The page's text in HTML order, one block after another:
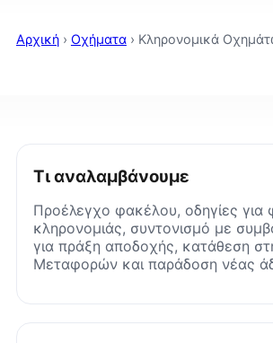
Αρχική› Οχήματα› Κληρονομικά
Τι αναλαμβάνουμε
Προέλεγχο φακέλου, οδηγίες για
κληρονομιάς, συντονισμό με
για πράξη αποδοχής, κατάθεση
Μεταφορών και παράδοση νέας